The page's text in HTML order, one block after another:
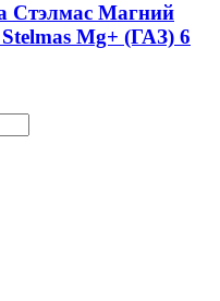
Стэлмас Магний
Mg+ (ГАЗ) 6